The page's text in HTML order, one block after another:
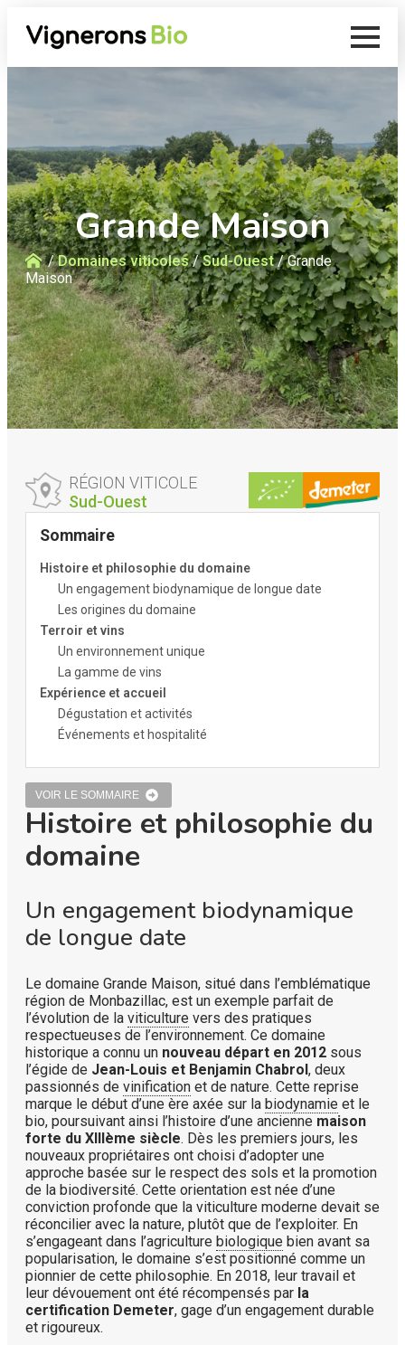
Grande Maison
Accueil
/Domaines viticoles/Sud-Ouest/Grande
Maison
RÉGION VITICOLE
Sud-Ouest
Sommaire
Histoire et philosophie du domaine
Un engagement biodynamique de longue date
Les origines du domaine
Terroir et vins
Un environnement unique
La gamme de vins
Expérience et accueil
Dégustation et activités
Événements et hospitalité
VOIR LE SOMMAIRE
Histoire et philosophie du
domaine
Un engagement biodynamique
de longue date
Le domaine Grande Maison, situé dans l’emblématique
région de Monbazillac, est un exemple parfait de
l’évolution de la viticulture vers des pratiques
respectueuses de l’environnement. Ce domaine
historique a connu un nouveau départ en 2012 sous
l’égide de Jean-Louis et Benjamin Chabrol, deux
passionnés de vinification et de nature. Cette reprise
marque le début d’une ère axée sur la biodynamie et le
bio, poursuivant ainsi l’histoire d’une ancienne maison
forte du XIIIème siècle. Dès les premiers jours, les
nouveaux propriétaires ont choisi d’adopter une
approche basée sur le respect des sols et la promotion
de la biodiversité. Cette orientation est née d’une
conviction profonde que la viticulture moderne devait se
réconcilier avec la nature, plutôt que de l’exploiter. En
s’engageant dans l’agriculture biologique bien avant sa
popularisation, le domaine s’est positionné comme un
pionnier de cette philosophie. En 2018, leur travail et
leur dévouement ont été récompensés par la
certification Demeter, gage d’un engagement durable
et rigoureux.